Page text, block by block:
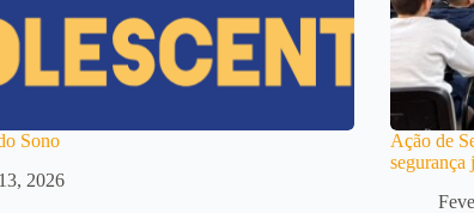
Sono
2026
Ação de
segurança